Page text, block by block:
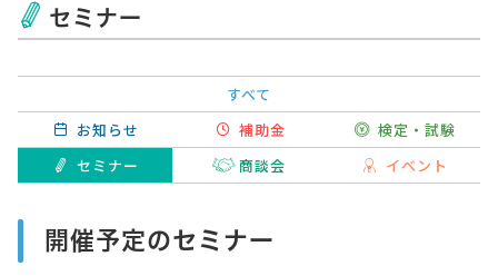
セミナー
すべて
お知らせ
補助金
検定・試験
セミナー
商談会 イベント
開催予定のセミナー